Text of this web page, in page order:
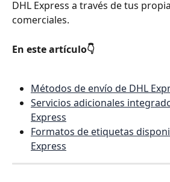
DHL Express a través de tus
comerciales.
En este artículo👇
Métodos de envío de DHL
Servicios adicionales
Express
Formatos de etiquetas
Express